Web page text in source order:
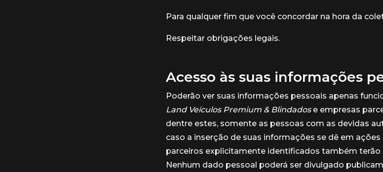
Para qualquer fim que você concordar na hora da
Respeitar obrigações legais.
Acesso às suas informações
Poderão ver suas informações pessoais apenas
Land Veículos Premium & Blindadose empresas
dentre estes, somente as pessoas com as devidas
caso a inserção de suas informações se dê em ações
parceiros explicitamente identificados também terão
Nenhum dado pessoal poderá ser divulgado